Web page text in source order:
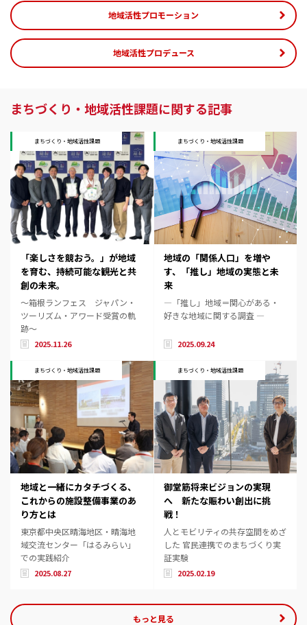
地域活性プロモーション
地域活性プロデュース
まちづくり・地域活性課題に関する記事
まちづくり・地域活性課題
「楽しさを競おう。」が地域
を育む、持続可能な観光と共
創の未来。
～箱根ランフェス ジャパン・
ツーリズム・アワード受賞の軌
跡～
2025.11.26
まちづくり・地域活性課題
地域の「関係人口」を増や
す、「推し」地域の実態と未
来
―「推し」地域＝関心がある・
好きな地域に関する調査 ―
2025.09.24
まちづくり・地域活性課題
地域と一緒にカタチづくる、
これからの施設整備事業のあ
り方とは
東京都中央区晴海地区・晴海地
域交流センター「はるみらい」
での実践紹介
2025.08.27
まちづくり・地域活性課題
御堂筋将来ビジョンの実現
へ 新たな賑わい創出に挑
戦！
人とモビリティの共存空間をめざ
した 官民連携でのまちづくり実
証実験
2025.02.19
もっと見る